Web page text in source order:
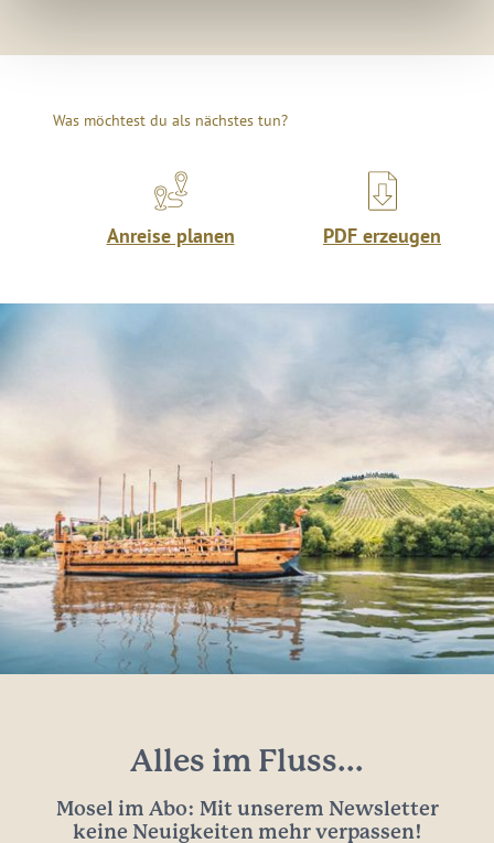
Was möchtest du als nächstes tun?
Anreise planen PDF erzeugen
Alles im Fluss...
Mosel im Abo: Mit unserem Newsletter
keine Neuigkeiten mehr verpassen!